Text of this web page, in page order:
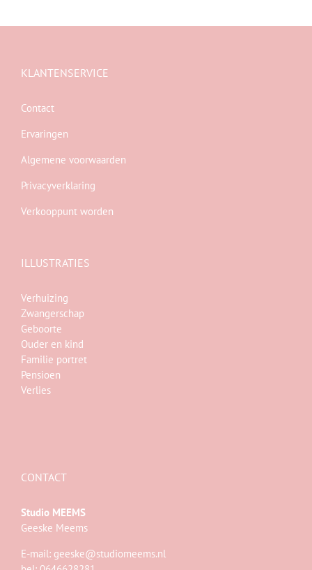
KLANTENSERVICE
Contact
Ervaringen
Algemene voorwaarden
Privacyverklaring
Verkooppunt worden
ILLUSTRATIES
Verhuizing
Zwangerschap
Geboorte
Ouder en kind
Familie portret
Pensioen
Verlies
CONTACT
Studio MEEMS
Geeske Meems
E-mail: geeske@studiomeems.nl